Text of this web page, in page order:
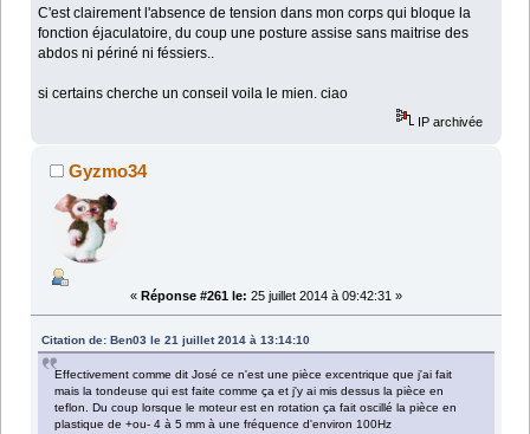
C'est clairement l'absence de tension dans mon corps qui bloque la
fonction éjaculatoire, du coup une posture assise sans maitrise des
abdos ni périné ni féssiers..
si certains cherche un conseil voila le mien. ciao
IP archivée
Gyzmo34
« Réponse #261 le: 25 juillet 2014 à 09:42:31 »
Citation de: Ben03 le 21 juillet 2014 à 13:14:10
Effectivement comme dit José ce n'est une pièce excentrique que j'ai fait
mais la tondeuse qui est faite comme ça et j'y ai mis dessus la pièce en
teflon. Du coup lorsque le moteur est en rotation ça fait oscillé la pièce en
plastique de +ou- 4 à 5 mm à une fréquence d'environ 100Hz